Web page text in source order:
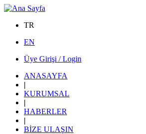
TR
EN
Üye Girişi / Login
ANASAYFA
|
KURUMSAL
|
HABERLER
|
BİZE ULAŞIN